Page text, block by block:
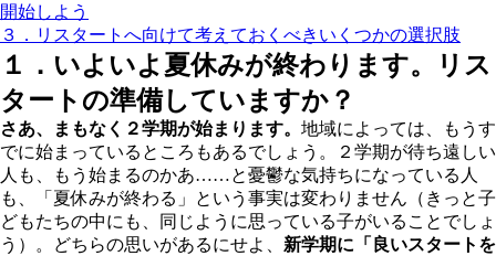
開始しよう
３．リスタートへ向けて考えておくべきいくつかの選択肢
１．いよいよ夏休みが終わります。リス
タートの準備していますか？
さあ、まもなく２学期が始まります。 地域によっては、もうす
でに始まっているところもあるでしょう。２学期が待ち遠しい
人も、もう始まるのかあ……と憂鬱な気持ちになっている人
も、「夏休みが終わる」という事実は変わりません（きっと子
どもたちの中にも、同じように思っている子がいることでしょ
う）。どちらの思いがあるにせよ、 新学期に「良いスタートを